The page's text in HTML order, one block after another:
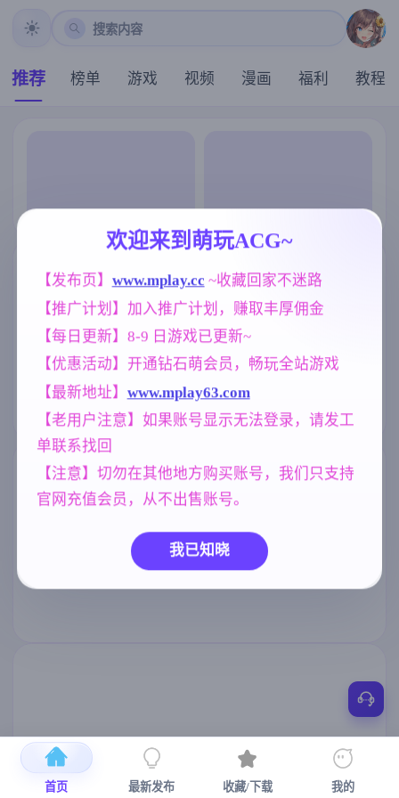
搜索内容
推荐 榜单 游戏 视频 漫画 福利 教程
欢迎来到萌玩ACG~
【发布页】 www.mplay.cc ~收藏回家不迷路
【推广计划】加入推广计划，赚取丰厚佣金
【每日更新】8-9 日游戏已更新~
【优惠活动】开通钻石萌会员，畅玩全站游戏
【最新地址】 www.mplay63.com
【老用户注意】如果账号显示无法登录，请发工
单联系找回
【注意】切勿在其他地方购买账号，我们只支持
官网充值会员，从不出售账号。
我已知晓
首页 最新发布 收藏/下载 我的